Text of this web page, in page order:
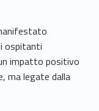
ospitanti
impatto positivo
ma legate dalla